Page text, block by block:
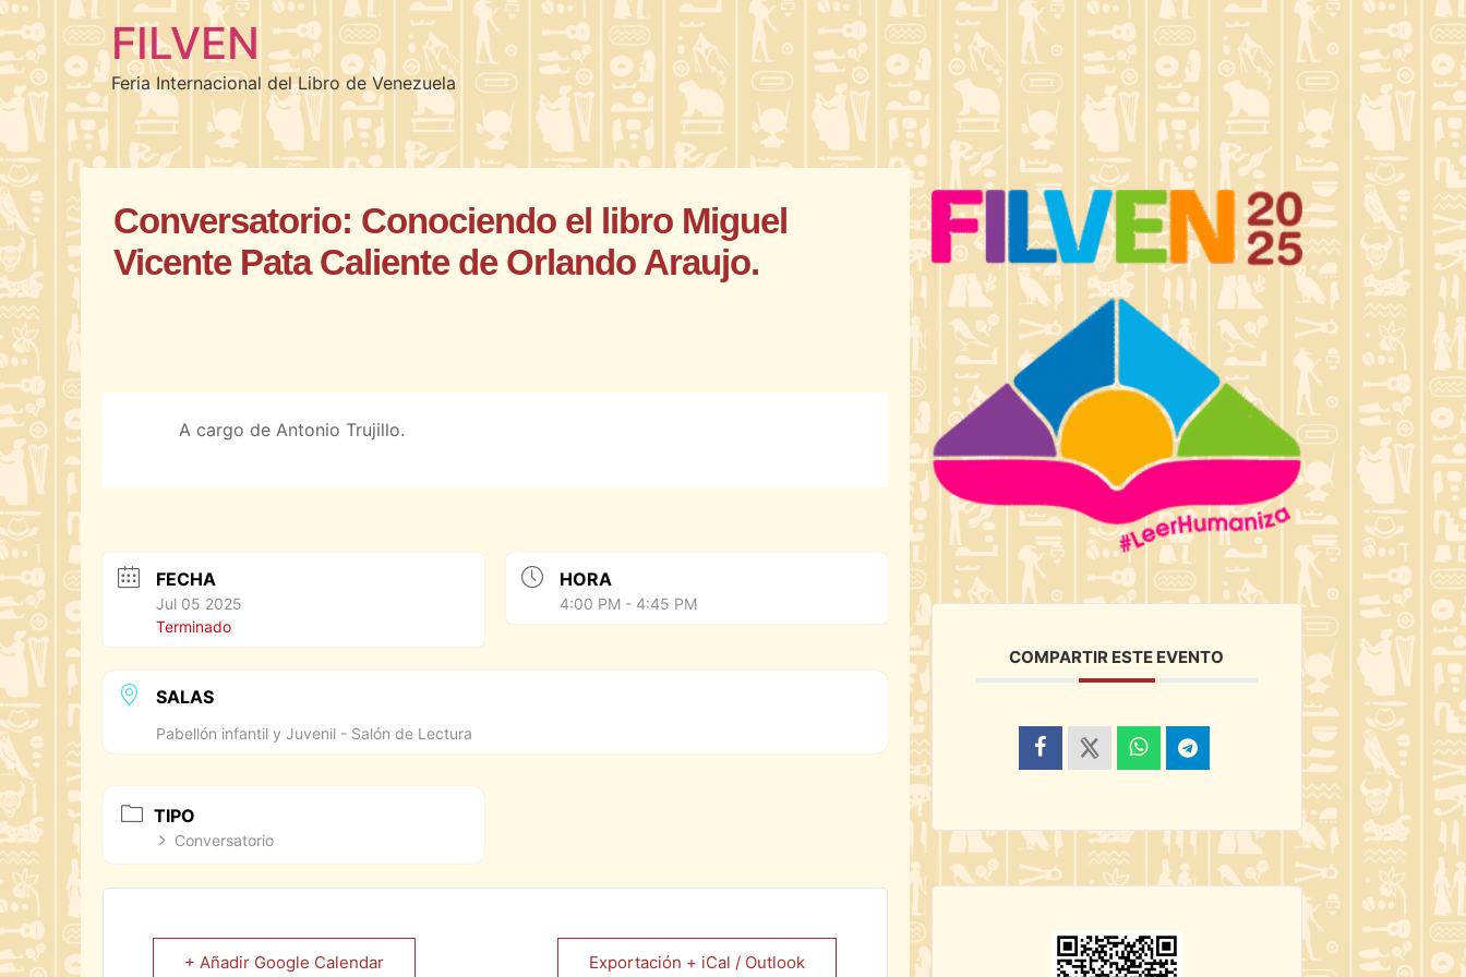
FILVEN
Feria Internacional del Libro de Venezuela
Conversatorio: Conociendo el libro Miguel
Vicente Pata Caliente de Orlando Araujo.
A cargo de Antonio Trujillo.
FECHA
Jul 05 2025
Terminado
HORA
4:00 PM - 4:45 PM
SALAS
Pabellón infantil y Juvenil - Salón de Lectura
TIPO
Conversatorio
+ Añadir Google Calendar Exportación + iCal / Outlook
COMPARTIR ESTE EVENTO